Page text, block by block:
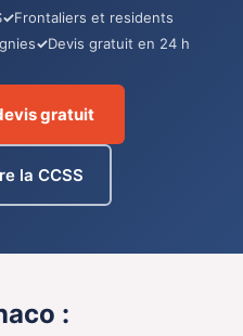
Frontaliers et residents
Devis gratuit en 24 h
gratuit
la CCSS
: